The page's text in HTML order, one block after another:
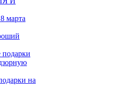
марта
на